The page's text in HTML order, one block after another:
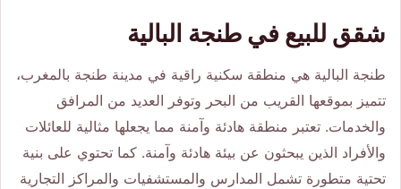
شقق للبيع في طنجة البالية
طنجة البالية هي منطقة سكنية راقية في مدينة طنجة بالمغرب،
تتميز بموقعها القريب من البحر وتوفر العديد من المرافق
والخدمات. تعتبر منطقة هادئة وآمنة مما يجعلها مثالية للعائلات
والأفراد الذين يبحثون عن بيئة هادئة وآمنة. كما تحتوي على بنية
تحتية متطورة تشمل المدارس والمستشفيات والمراكز التجارية